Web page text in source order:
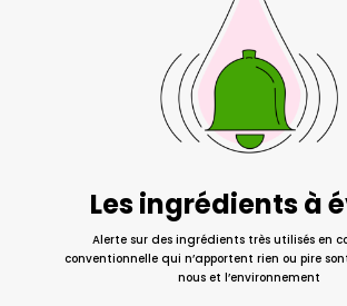
Les ingrédients à
Alerte sur des ingrédients très utilisés en
conventionnelle qui n’apportent rien ou pire
nous et l’environnement